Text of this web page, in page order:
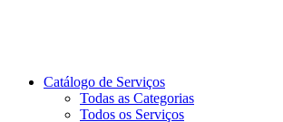
Catálogo de Serviços
Todas as Categorias
Todos os Serviços